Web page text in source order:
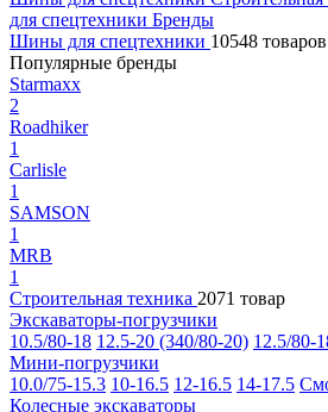
для спецтехники Бренды
Шины для спецтехники 10548 товаров
Популярные бренды
Starmaxx
2
Roadhiker
1
Carlisle
1
SAMSON
1
MRB
1
Строительная техника 2071 товар
Экскаваторы-погрузчики
10.5/80-18 12.5-20 (340/80-20) 12.5/80-
Мини-погрузчики
10.0/75-15.3 10-16.5 12-16.5 14-17.5
Колесные экскаваторы